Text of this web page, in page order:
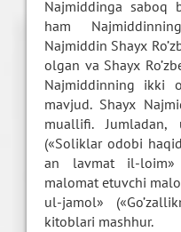
Najmiddinga saboq
ham
Najmiddin Shayx
olgan va Shayx
Najmiddinning ikki
mavjud. Shayx
muallifi.
(«Soliklar odobi
an lavmat il-loim»
malomat etuvchi
ul-jamol»
kitoblari mashhur.